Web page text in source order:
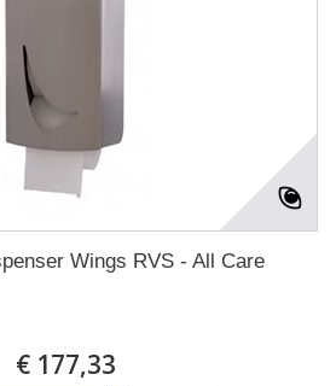
Wings RVS - All Care
€ 177,33